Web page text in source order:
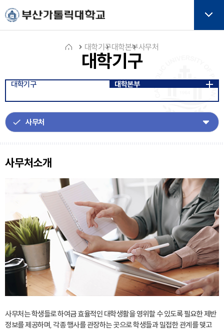
주메뉴로 가기
본문으로 가기
하단으로 가기
대학기구
이
콘
대학기구대학본부사무처
대학기구 대학본부
사무처소개
사무처는 학생들로 하여금 효율적인 대학생활을 영위할 수 있도록 필요한 제반
정보를 제공하며, 각종 행사를 관장하는 곳으로 학생들과 밀접한 관계를 맺고